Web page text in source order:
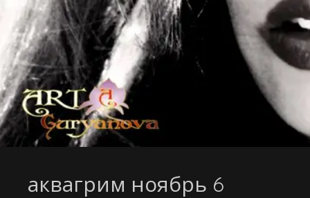
аквагрим ноябрь 6